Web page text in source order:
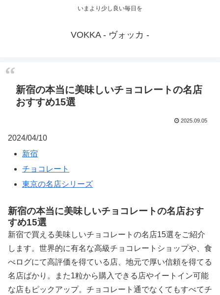
いまより少し良い毎日を
VOKKA - ヴォッカ -
新宿の本当に美味しいチョコレートの名店
おすすめ15選
2025.09.05
2024/04/10
新宿
チョコレート
東京の名店シリーズ
新宿の本当に美味しいチョコレートの名店おす
すめ15選
新宿で買える美味しいチョコレートの名店15選をご紹介
します。世界的に有名な高級チョコレートショップや、食
べログにて高評価を得ている店、地元で厚い信頼を得てる
名店ばかり。また1粒から購入できる店やイートイン可能
な店もピックアップ。チョコレート通でなくてもすべてチ